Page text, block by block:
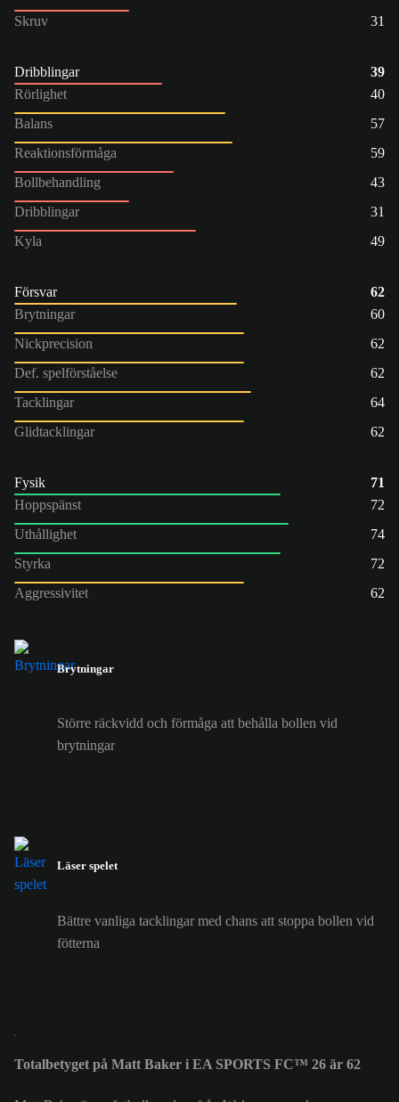
Skruv
31
Dribblingar
39
Rörlighet
40
Balans
57
Reaktionsförmåga
59
Bollbehandling
43
Dribblingar
31
Kyla
49
Försvar
62
Brytningar
60
Nickprecision
62
Def. spelförståelse
62
Tacklingar
64
Glidtacklingar
62
Fysik
71
Hoppspänst
72
Uthållighet
74
Styrka
72
Aggressivitet
62
Brytningar
Större räckvidd och förmåga att behålla bollen vid
brytningar
Läser spelet
Bättre vanliga tacklingar med chans att stoppa bollen vid
fötterna
Totalbetyget på Matt Baker i EA SPORTS FC™ 26 är 62